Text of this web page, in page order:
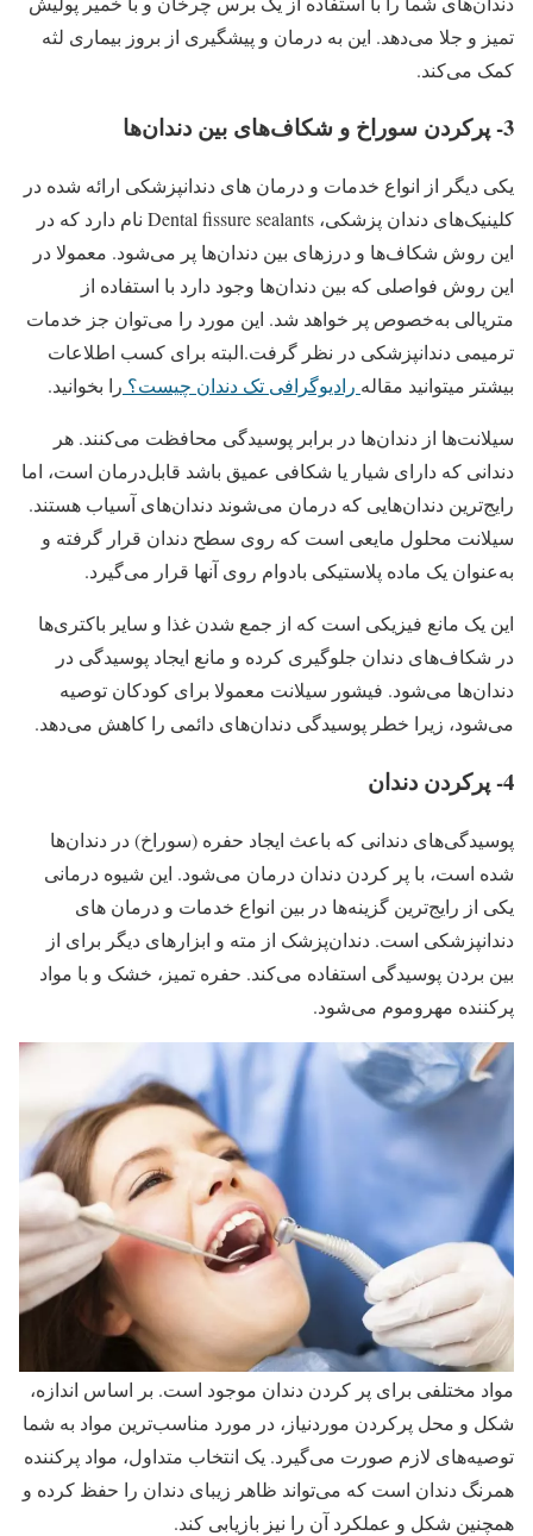
تمیز و جلا می‌دهد. این به درمان و پیشگیری از بروز بیماری لثه
کمک می‌کند.
3- پرکردن سوراخ و شکاف‌های بین دندان‌ها
یکی دیگر از انواع خدمات و درمان‌ های دندانپزشکی ارائه شده در
کلینیک‌های دندان پزشکی، Dental fissure sealants نام دارد که در
این روش شکاف‌ها و درزهای بین دندان‌ها پر می‌شود. معمولا در
این روش فواصلی که بین دندان‌ها وجود دارد با استفاده از
متریالی به‌خصوص پر خواهد شد. این مورد را می‌توان جز خدمات
ترمیمی دندانپزشکی در نظر گرفت.البته برای کسب اطلاعات
بیشتر میتوانید مقاله رادیوگرافی تک دندان چیست؟ را بخوانید.
سیلانت‌ها از دندان‌ها در برابر پوسیدگی محافظت می‌کنند. هر
دندانی که دارای شیار یا شکافی عمیق باشد قابل‌درمان است، اما
رایج‌ترین دندان‌هایی که درمان می‌شوند دندان‌های آسیاب هستند.
سیلانت محلول مایعی است که روی سطح دندان قرار گرفته و
به‌عنوان یک ماده پلاستیکی بادوام روی آنها قرار می‌گیرد.
این یک مانع فیزیکی است که از جمع شدن غذا و سایر باکتری‌ها
در شکاف‌های دندان جلوگیری کرده و مانع ایجاد پوسیدگی در
دندان‌ها می‌شود. فیشور سیلانت معمولا برای کودکان توصیه
می‌شود، زیرا خطر پوسیدگی دندان‌های دائمی را کاهش می‌دهد.
4- پرکردن دندان
پوسیدگی‌های دندانی که باعث ایجاد حفره (سوراخ) در دندان‌ها
شده است، با پر کردن دندان درمان می‌شود. این شیوه درمانی
یکی از رایج‌ترین گزینه‌ها در بین انواع خدمات و درمان‌ های
دندانپزشکی است. دندان‌پزشک از مته و ابزارهای دیگر برای از
بین بردن پوسیدگی استفاده می‌کند. حفره تمیز، خشک و با مواد
پرکننده مهروموم می‌شود.
مواد مختلفی برای پر کردن دندان موجود است. بر اساس اندازه،
شکل و محل پرکردن موردنیاز، در مورد مناسب‌ترین مواد به شما
توصیه‌های لازم صورت می‌گیرد. یک انتخاب متداول، مواد پرکننده
همرنگ دندان است که می‌تواند ظاهر زیبای دندان را حفظ کرده و
همچنین شکل و عملکرد آن را نیز بازیابی کند.